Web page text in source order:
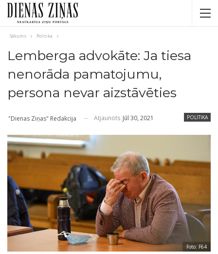
Sākums Politika
Lemberga advokāte: Ja tiesa
nenorāda pamatojumu,
persona nevar aizstāvēties
POLITIKA
"Dienas Ziņas" Redakcija Atjaunots Jūl 30, 2021
Foto: F64